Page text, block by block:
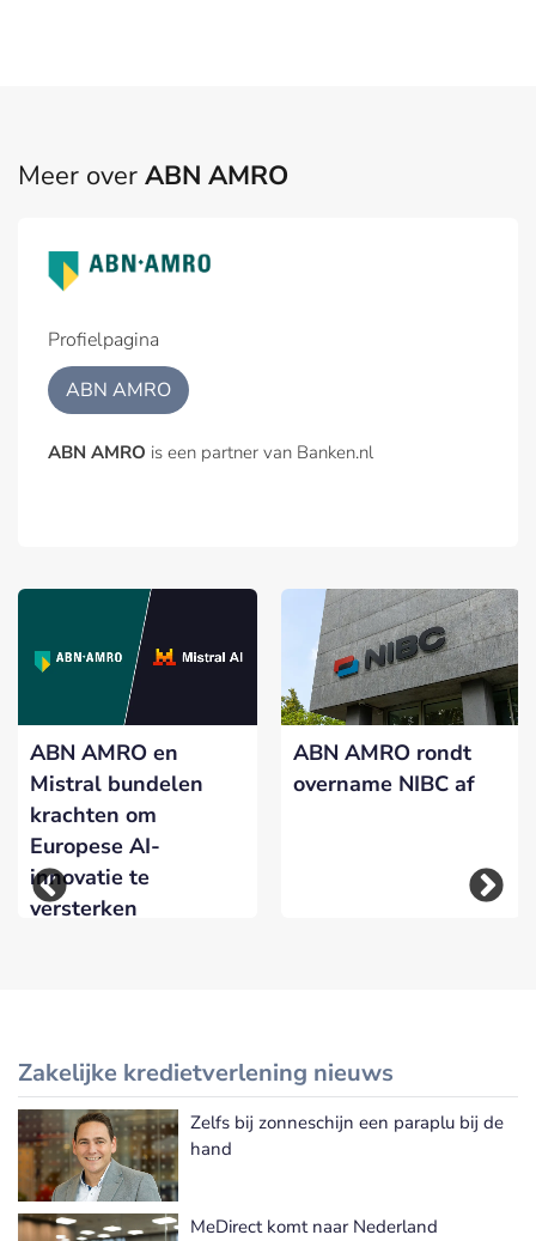
Meer over ABN AMRO
Profielpagina
ABN AMRO
ABN AMRO is een partner van Banken.nl
ABN AMRO en
Mistral bundelen
krachten om
Europese AI-
innovatie te
versterken
ABN AMRO rondt
overname NIBC af
Zakelijke kredietverlening nieuws
Meer Zakelijke kredietverlening nieuws
Zelfs bij zonneschijn een paraplu bij de
hand
MeDirect komt naar Nederland